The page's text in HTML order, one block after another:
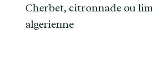
Cherbet, citronnade ou
algerienne